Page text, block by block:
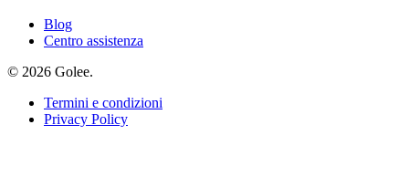
Blog
Centro assistenza
© 2026 Golee.
Termini e condizioni
Privacy Policy